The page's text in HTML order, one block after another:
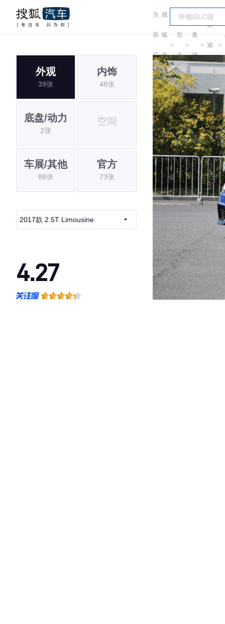
当
前
位
置:
搜
狐
汽
车
＞
车
型
大
全
＞
奥
迪
＞
奥
迪
RS
＞
外观
39张
内饰
48张
底盘/动力
2张
空间
车展/其他
88张
官方
73张
2017款 2.5T Limousine
4.27